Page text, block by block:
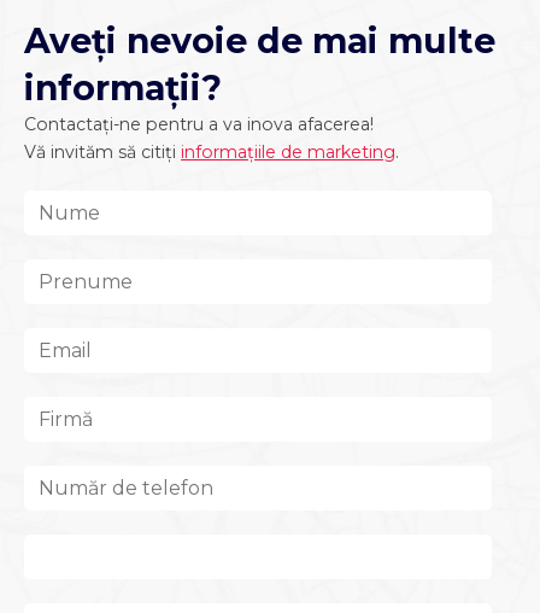
Aveți nevoie de mai multe
informații?
Contactați-ne pentru a va inova afacerea!
Vă invităm să citiți informațiile de marketing.